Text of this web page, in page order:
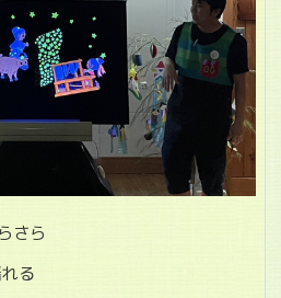
さら
る